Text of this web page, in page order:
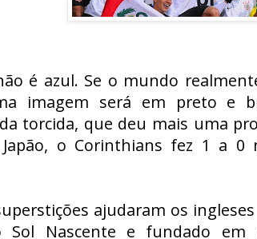
é azul. Se o mundo
imagem será em preto e
torcida, que deu mais uma
o Corinthians fez 1 a 0
ajudaram os
Sol Nascente e fundado em